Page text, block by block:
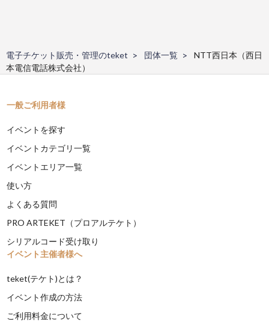
電子チケット販売・管理のteket 団体一覧
NTT西日本（西日
本電信電話株式会社）
一般ご利用者様
イベントを探す
イベントカテゴリ一覧
イベントエリア一覧
使い方
よくある質問
PRO ARTEKET（プロアルテケト）
シリアルコード受け取り
イベント主催者様へ
teket(テケト)とは？
イベント作成の方法
ご利用料金について